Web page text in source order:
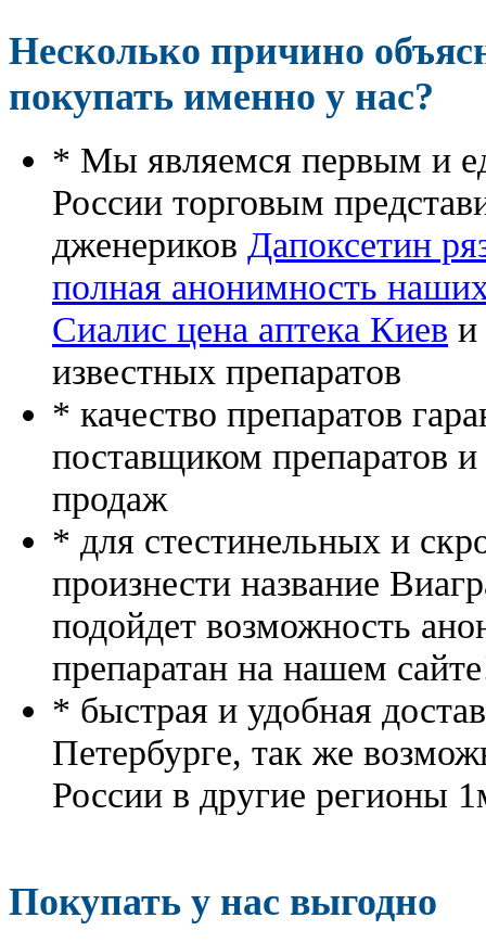
Несколько причино
покупать именно у нас?
* Мы являемся первым и
России торговым
дженериков Дапоксетин
полная анонимность
Сиалис цена аптека Киев и
известных препаратов
* качество препаратов
поставщиком препаратов
продаж
* для стестинельных и
произнести название
подойдет возможность
препаратан на нашем
* быстрая и удобная
Петербурге, так же
России в другие регионы
Покупать у нас выгодно